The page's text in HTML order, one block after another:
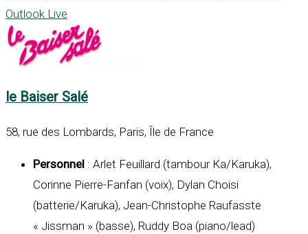
Outlook Live
le Baiser Salé
58, rue des Lombards, Paris, Île de France
Personnel : Arlet Feuillard (tambour Ka/Karuka),
Corinne Pierre-Fanfan (voix), Dylan Choisi
(batterie/Karuka), Jean-Christophe Raufasste
« Jissman » (basse), Ruddy Boa (piano/lead)